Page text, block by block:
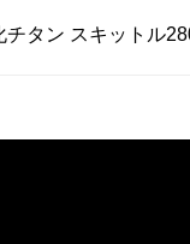
チタン スキットル